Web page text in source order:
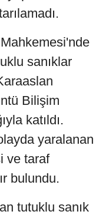
sanıklar
Bilişim
katıldı.
yaralanan
ve taraf
bulundu.
tutuklu sanık